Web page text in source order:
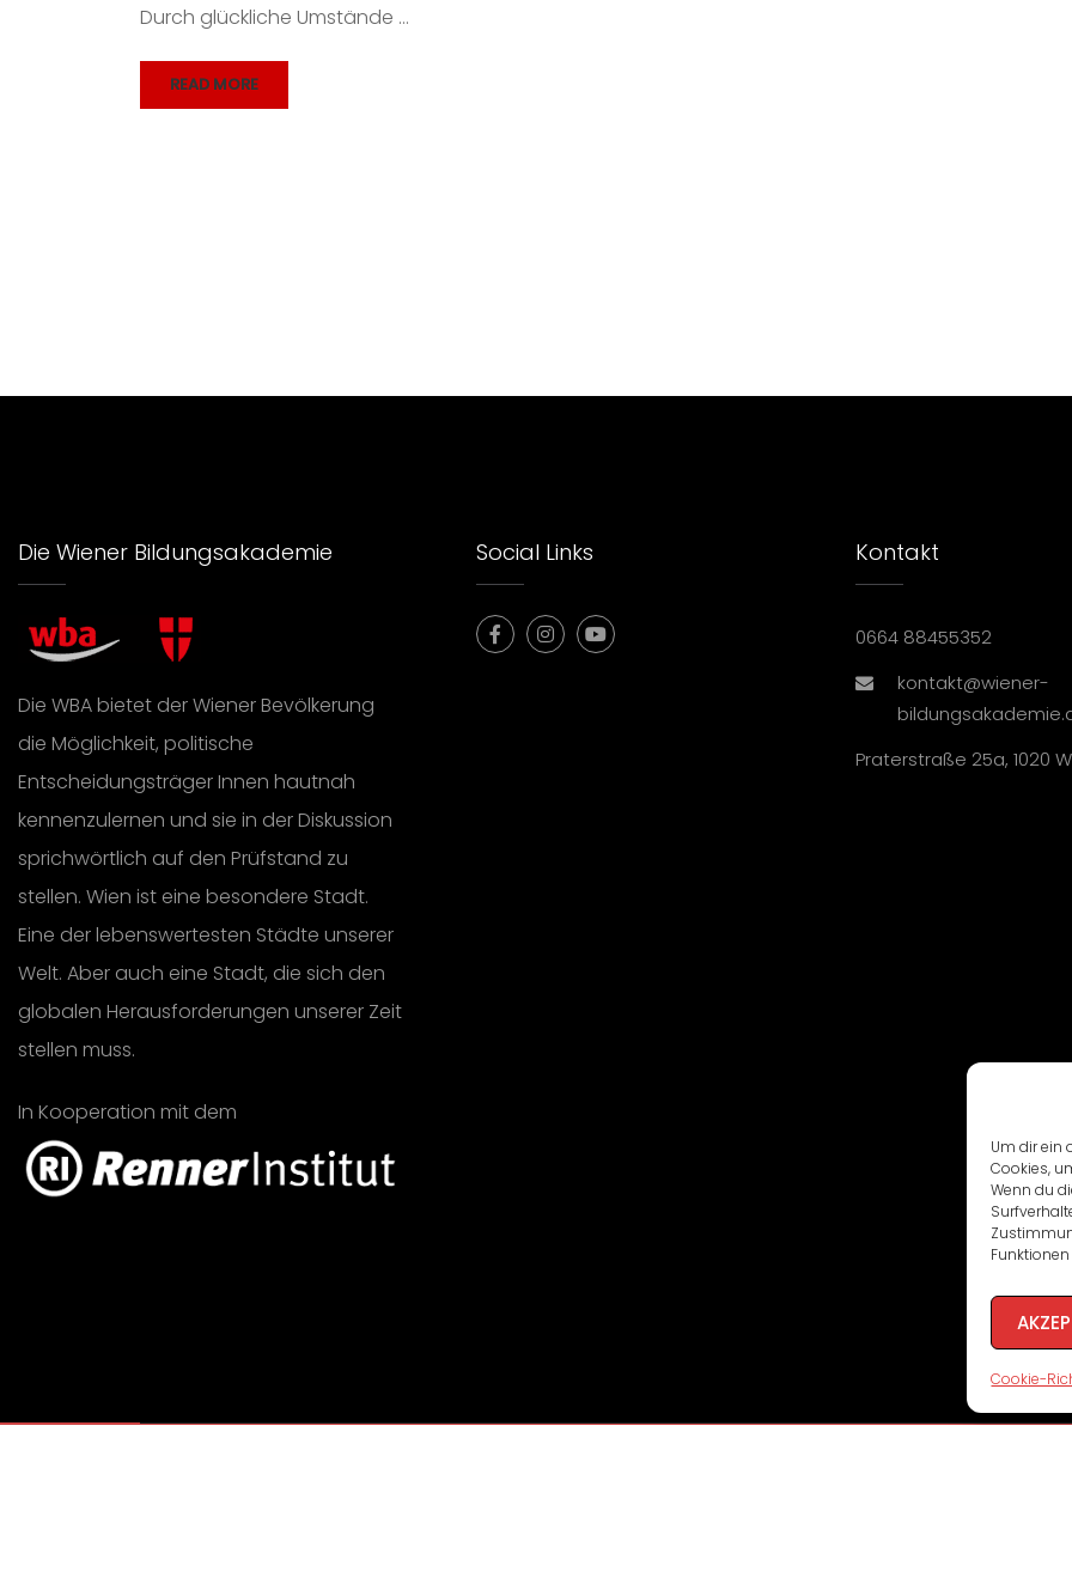
Um dir ein
Cookies,
Wenn du
Cookie-
Durch glückliche Umstände …
READ MORE
Die Wiener Bildungsakademie
Die WBA bietet der Wiener Bevölkerung
die Möglichkeit, politische
Entscheidungsträger Innen hautnah
kennenzulernen und sie in der Diskussion
sprichwörtlich auf den Prüfstand zu
stellen. Wien ist eine besondere Stadt.
Eine der lebenswertesten Städte unserer
Welt. Aber auch eine Stadt, die sich den
globalen Herausforderungen unserer Zeit
stellen muss.
In Kooperation mit dem
Social Links Kontakt
0664 88455352
kontakt@wiener-
Praterstraße 25a, 1020